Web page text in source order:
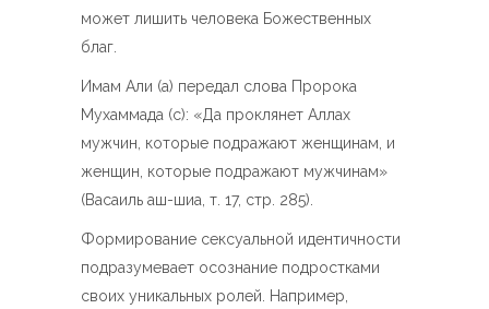
может лишить человека Божественных
благ.
Имам Али (а) передал слова Пророка
Мухаммада (с): «Да проклянет Аллах
мужчин, которые подражают женщинам, и
женщин, которые подражают мужчинам»
(Васаиль аш-шиа, т. 17, стр. 285).
Формирование сексуальной идентичности
подразумевает осознание подростками
своих уникальных ролей. Например,